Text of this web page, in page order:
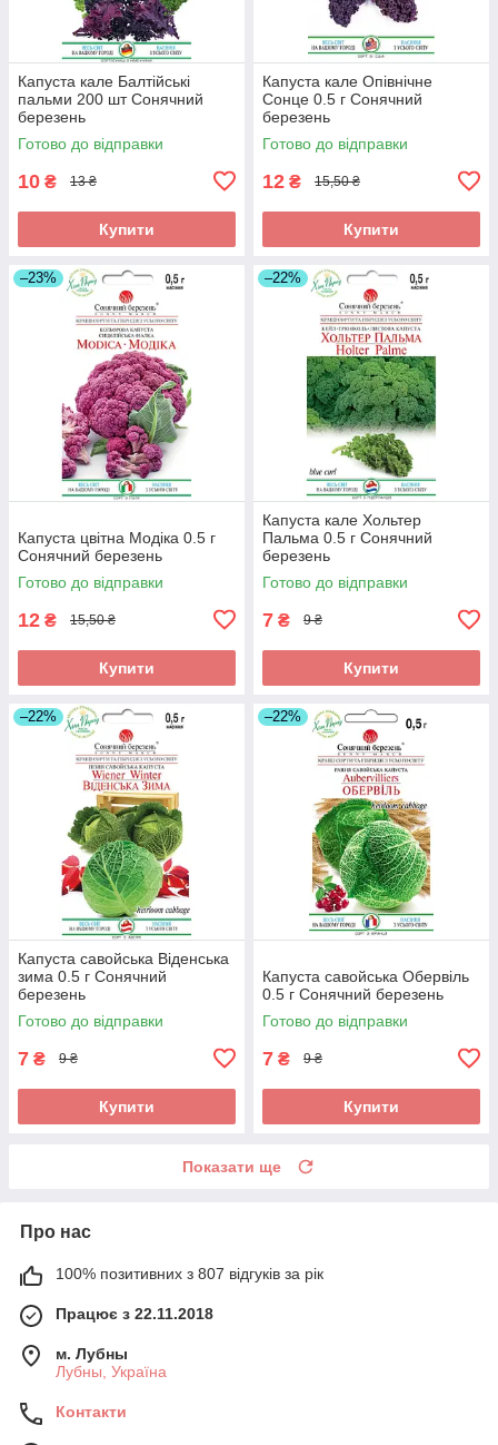
Капуста кале Балтійські
пальми 200 шт Сонячний
березень
Готово до відправки
10 ₴ 13 ₴
Купити
Капуста кале Опівнічне
Сонце 0.5 г Сонячний
березень
Готово до відправки
12 ₴ 15,50 ₴
Купити
–23%
Капуста цвітна Модіка 0.5 г
Сонячний березень
Готово до відправки
12 ₴ 15,50 ₴
Купити
–22%
Капуста кале Хольтер
Пальма 0.5 г Сонячний
березень
Готово до відправки
7 ₴ 9 ₴
Купити
–22%
Капуста савойська Віденська
зима 0.5 г Сонячний
березень
Готово до відправки
7 ₴ 9 ₴
Купити
–22%
Капуста савойська Обервіль
0.5 г Сонячний березень
Готово до відправки
7 ₴ 9 ₴
Купити
Показати ще
Про нас
100% позитивних з 807 відгуків за рік
Працює з 22.11.2018
м. Лубны
Лубны, Україна
Контакти